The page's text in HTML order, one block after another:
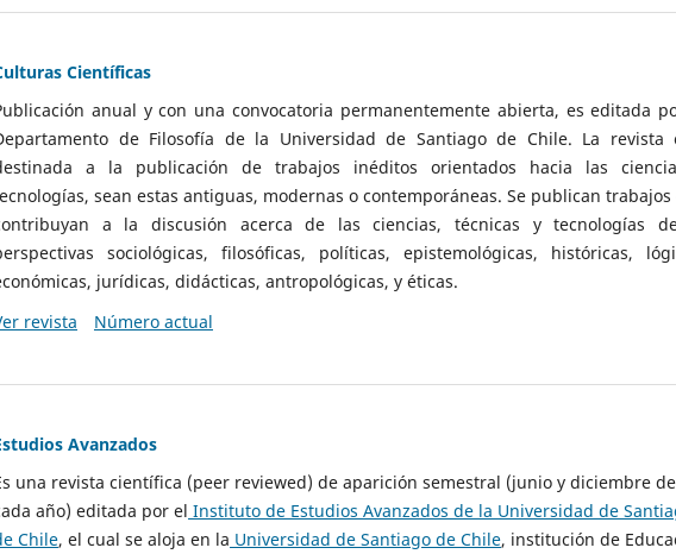
Científicas
anual y con una convocatoria permanentemente abierta, es editada
de Filosofía de la Universidad de Santiago de Chile. La revista
a la publicación de trabajos inéditos orientados hacia las
sean estas antiguas, modernas o contemporáneas. Se publican
a la discusión acerca de las ciencias, técnicas y tecnologías
sociológicas, filosóficas, políticas, epistemológicas, históricas,
jurídicas, didácticas, antropológicas, y éticas.
revista
Número actual
Avanzados
una revista científica (peer reviewed) de aparición semestral (junio y diciembre de
año) editada por el Instituto de Estudios Avanzados de la Universidad de
Chile, el cual se aloja en la Universidad de Santiago de Chile, institución de